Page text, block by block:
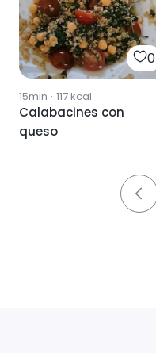
0
15min · 117kcal
Calabacines con
queso